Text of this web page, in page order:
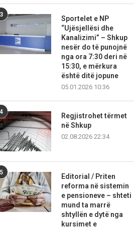
3
Sportelet e NP
“Ujësjellësi dhe
Kanalizimi” – Shkup
nesër do të punojnë
nga ora 7:30 deri në
15:30, e mërkura
është ditë jopune
05.01.2026 10:36
4
Regjistrohet tërmet
në Shkup
02.08.2026 22:34
5
Editorial / Priten
reforma në sistemin
e pensioneve – shteti
mund ta marrë
shtyllën e dytë nga
kursimet e